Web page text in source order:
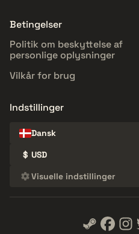
Betingelser
Politik om beskyttelse af
personlige oplysninger
Vilkår for brug
Indstillinger
Dansk
$ USD
Visuelle indstillinger